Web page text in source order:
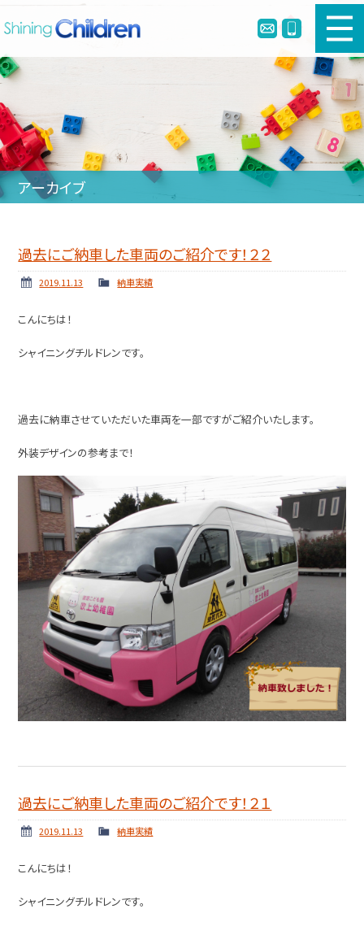
新車幼児バスのご購入
中古幼児バスのご購入
幼児バスとは
リメイク・定員変更・簡易シートベルト
ホーム ニュース
アーカイブ
過去にご納車した車両のご紹介です！２２
2019.11.13 納車実績
こんにちは！
シャイニングチルドレンです。
過去に納車させていただいた車両を一部ですがご紹介いたします。
外装デザインの参考まで！
過去にご納車した車両のご紹介です！２１
2019.11.13 納車実績
こんにちは！
シャイニングチルドレンです。